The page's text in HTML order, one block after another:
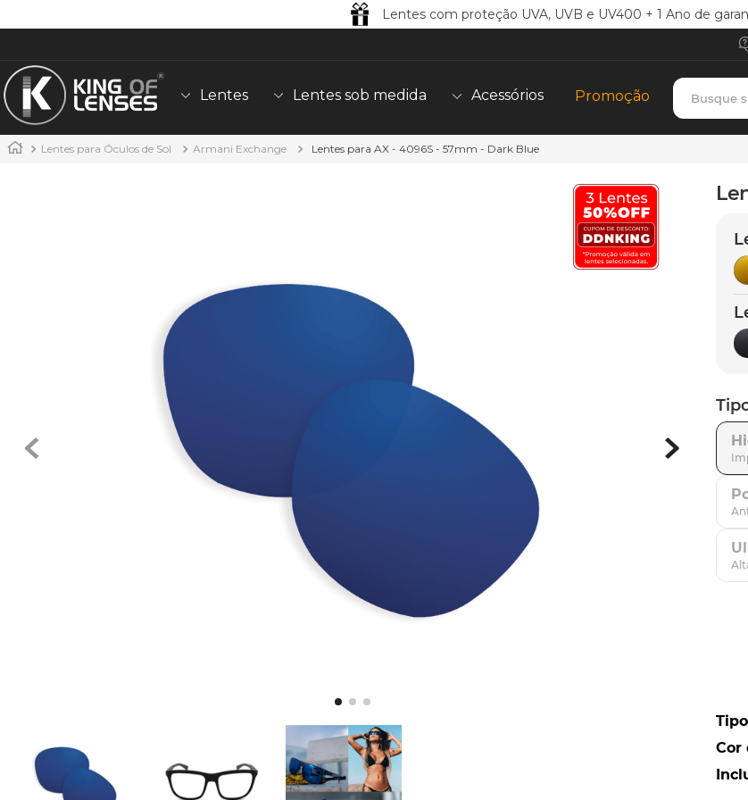
Lentes com proteção UVA, UVB e UV400 + 1 Ano de
Lentes Lentes sob medida Acessórios Promoção
Busque
Lentes para Óculos de Sol Armani Exchange Lentes para AX - 4096S - 57mm - Dark Blue
Cor
TERMOS MAIS BUSCADOS
parafusos
gascan